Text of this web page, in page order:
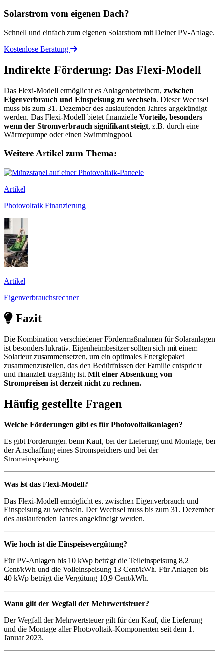
Solarstrom vom eigenen Dach?
Schnell und einfach zum eigenen Solarstrom mit Deiner PV-Anlage.
Kostenlose Beratung
Indirekte Förderung: Das Flexi-Modell
Das Flexi-Modell ermöglicht es Anlagenbetreibern, zwischen
Eigenverbrauch und Einspeisung zu wechseln. Dieser Wechsel
muss bis zum 31. Dezember des auslaufenden Jahres angekündigt
werden. Das Flexi-Modell bietet finanzielle Vorteile, besonders
wenn der Stromverbrauch signifikant steigt, z.B. durch eine
Wärmepumpe oder einen Swimmingpool.
Weitere Artikel zum Thema:
Artikel
Photovoltaik Finanzierung
Artikel
Eigenverbrauchsrechner
Fazit
Die Kombination verschiedener Fördermaßnahmen für Solaranlagen
ist besonders lukrativ. Eigenheimbesitzer sollten sich mit einem
Solarteur zusammensetzen, um ein optimales Energiepaket
zusammenzustellen, das den Bedürfnissen der Familie entspricht
und finanziell tragfähig ist. Mit einer Absenkung von
Strompreisen ist derzeit nicht zu rechnen.
Häufig gestellte Fragen
Welche Förderungen gibt es für Photovoltaikanlagen?
Es gibt Förderungen beim Kauf, bei der Lieferung und Montage, bei
der Anschaffung eines Stromspeichers und bei der
Stromeinspeisung.
Was ist das Flexi-Modell?
Das Flexi-Modell ermöglicht es, zwischen Eigenverbrauch und
Einspeisung zu wechseln. Der Wechsel muss bis zum 31. Dezember
des auslaufenden Jahres angekündigt werden.
Wie hoch ist die Einspeisevergütung?
Für PV-Anlagen bis 10 kWp beträgt die Teileinspeisung 8,2
Cent/kWh und die Volleinspeisung 13 Cent/kWh. Für Anlagen bis
40 kWp beträgt die Vergütung 10,9 Cent/kWh.
Wann gilt der Wegfall der Mehrwertsteuer?
Der Wegfall der Mehrwertsteuer gilt für den Kauf, die Lieferung
und die Montage aller Photovoltaik-Komponenten seit dem 1.
Januar 2023.